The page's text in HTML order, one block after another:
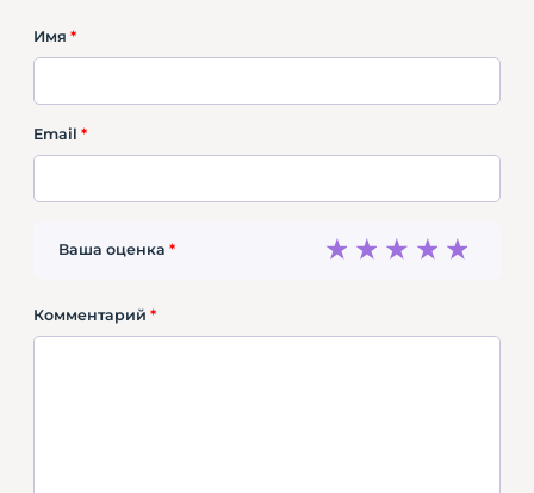
Имя *
Email *
Ваша оценка * 4
3
2
1
Комментарий *